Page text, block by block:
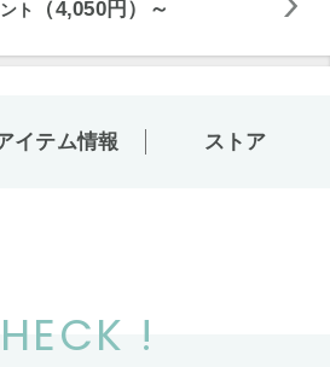
ト （4,050円）～
イテム情報 ストア
!